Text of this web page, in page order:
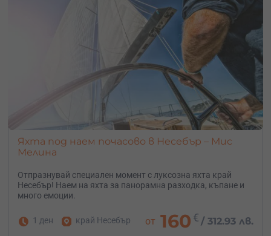
Яхта под наем почасово в Несебър – Мис
Мелина
Отпразнувай специален момент с луксозна яхта край
Несебър! Наем на яхта за панорамна разходка, къпане и
много емоции.
1 ден край Несебър от 160 € /312.93 лв.